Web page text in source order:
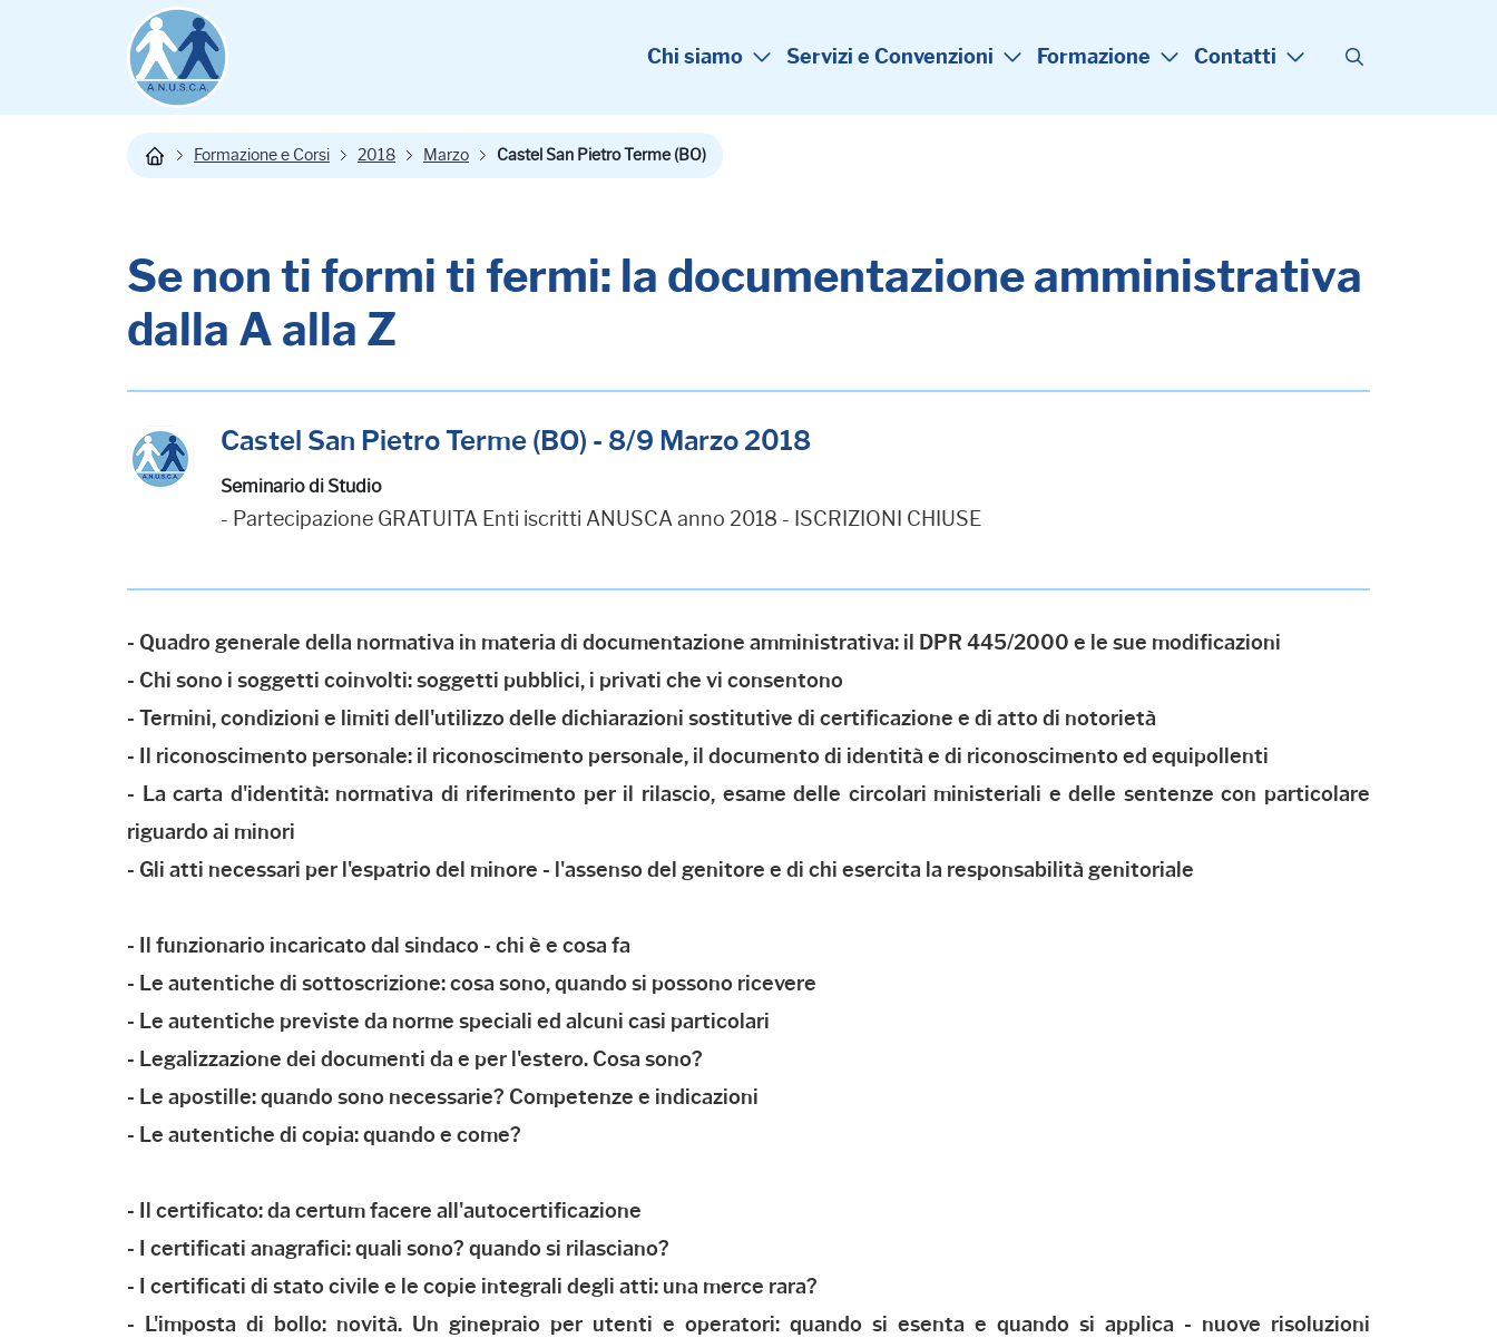
Chi siamo Servizi e Convenzioni Formazione Contatti
Formazione e Corsi 2018 Marzo Castel San Pietro Terme (BO)
Se non ti formi ti fermi: la documentazione amministrativa
dalla A alla Z
Castel San Pietro Terme (BO) - 8/9 Marzo 2018
Seminario di Studio
- Partecipazione GRATUITA Enti iscritti ANUSCA anno 2018 - ISCRIZIONI CHIUSE
- Quadro generale della normativa in materia di documentazione amministrativa: il DPR 445/2000 e le sue modificazioni
- Chi sono i soggetti coinvolti: soggetti pubblici, i privati che vi consentono
- Termini, condizioni e limiti dell'utilizzo delle dichiarazioni sostitutive di certificazione e di atto di notorietà
- Il riconoscimento personale: il riconoscimento personale, il documento di identità e di riconoscimento ed equipollenti
- La carta d'identità: normativa di riferimento per il rilascio, esame delle circolari ministeriali e delle sentenze con particolare
riguardo ai minori
- Gli atti necessari per l'espatrio del minore - l'assenso del genitore e di chi esercita la responsabilità genitoriale
- Il funzionario incaricato dal sindaco - chi è e cosa fa
- Le autentiche di sottoscrizione: cosa sono, quando si possono ricevere
- Le autentiche previste da norme speciali ed alcuni casi particolari
- Legalizzazione dei documenti da e per l'estero. Cosa sono?
- Le apostille: quando sono necessarie? Competenze e indicazioni
- Le autentiche di copia: quando e come?
- Il certificato: da certum facere all'autocertificazione
- I certificati anagrafici: quali sono? quando si rilasciano?
- I certificati di stato civile e le copie integrali degli atti: una merce rara?
- L'imposta di bollo: novità. Un ginepraio per utenti e operatori: quando si esenta e quando si applica - nuove risoluzioni